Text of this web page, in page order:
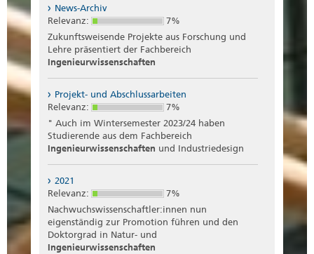
News-Archiv
Relevanz:
7%
Zukunftsweisende Projekte aus Forschung und
Lehre präsentiert der Fachbereich
Ingenieurwissenschaften
Projekt- und Abschlussarbeiten
Relevanz:
7%
" Auch im Wintersemester 2023/24 haben
Studierende aus dem Fachbereich
Ingenieurwissenschaften und Industriedesign
2021
Relevanz:
7%
Nachwuchswissenschaftler:innen nun
eigenständig zur Promotion führen und den
Doktorgrad in Natur- und
Ingenieurwissenschaften